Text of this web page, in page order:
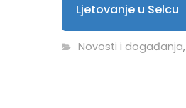
Ljetovanje u Selcu
Novosti i događanja,